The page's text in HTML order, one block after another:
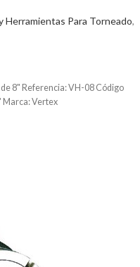
Herramientas Para Torneado,
8" Referencia: VH-08 Código
Marca: Vertex